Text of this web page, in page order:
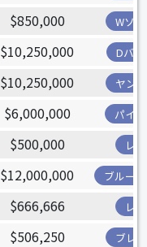
$850,000 Wソ
$10,250,000 Dバ
$10,250,000 ヤン
$6,000,000 パイ
$500,000 レ
$12,000,000 ブルー
$666,666 レ
$506,250 ブレ